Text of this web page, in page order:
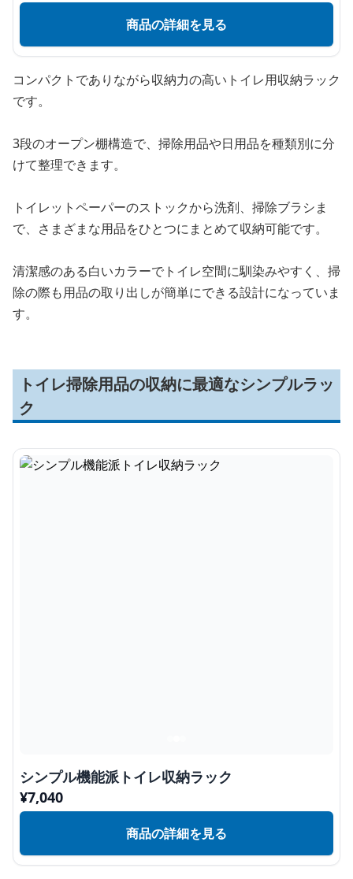
商品の詳細を見る
コンパクトでありながら収納力の高いトイレ用収納ラック
です。
3段のオープン棚構造で、掃除用品や日用品を種類別に分
けて整理できます。
トイレットペーパーのストックから洗剤、掃除ブラシま
で、さまざまな用品をひとつにまとめて収納可能です。
清潔感のある白いカラーでトイレ空間に馴染みやすく、掃
除の際も用品の取り出しが簡単にできる設計になっていま
す。
トイレ掃除用品の収納に最適なシンプルラッ
ク
シンプル機能派トイレ収納ラック
¥7,040
商品の詳細を見る